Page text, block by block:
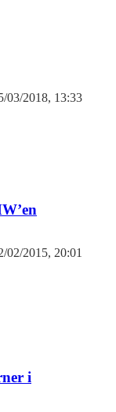
03/2018, 13:33
02/2015, 20:01
i